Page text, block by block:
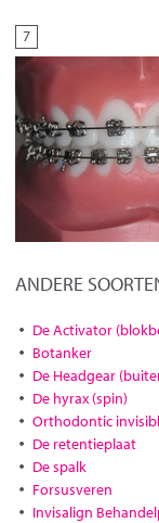
7
ANDERE
De Activator
Botanker
De Headgear
De hyrax (spin)
Orthodontic
De retentieplaat
De spalk
Forsusveren
Invisalign